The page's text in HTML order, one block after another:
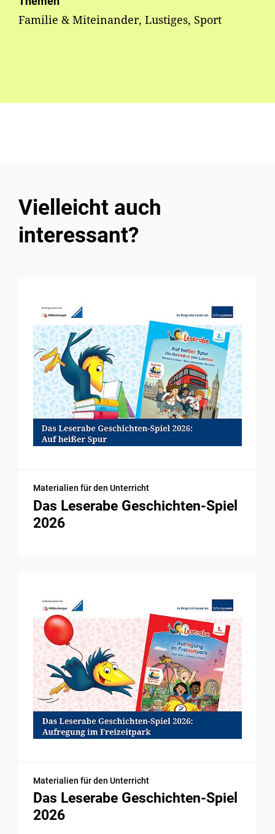
Familie & Miteinander, Lustiges, Sport
Vielleicht auch
interessant?
Materialien für den Unterricht
Das Leserabe Geschichten-Spiel
2026
Materialien für den Unterricht
Das Leserabe Geschichten-Spiel
2026